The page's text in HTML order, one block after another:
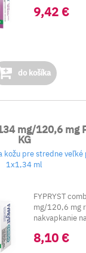
9,42 €
do košíka
mg/120,6 mg
KG
kožu pre stredne veľké
1x1,34 ml
FYPRYST
mg/120,6 mg
nakvapkanie
kg). ...
8,10 €